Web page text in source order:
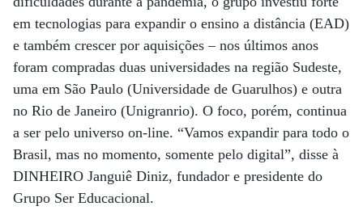
em tecnologias para expandir o ensino a distância (EAD)
e também crescer por aquisições – nos últimos anos
foram compradas duas universidades na região Sudeste,
uma em São Paulo (Universidade de Guarulhos) e outra
no Rio de Janeiro (Unigranrio). O foco, porém, continua
a ser pelo universo on-line. “Vamos expandir para todo o
Brasil, mas no momento, somente pelo digital”, disse à
DINHEIRO Janguiê Diniz, fundador e presidente do
Grupo Ser Educacional.